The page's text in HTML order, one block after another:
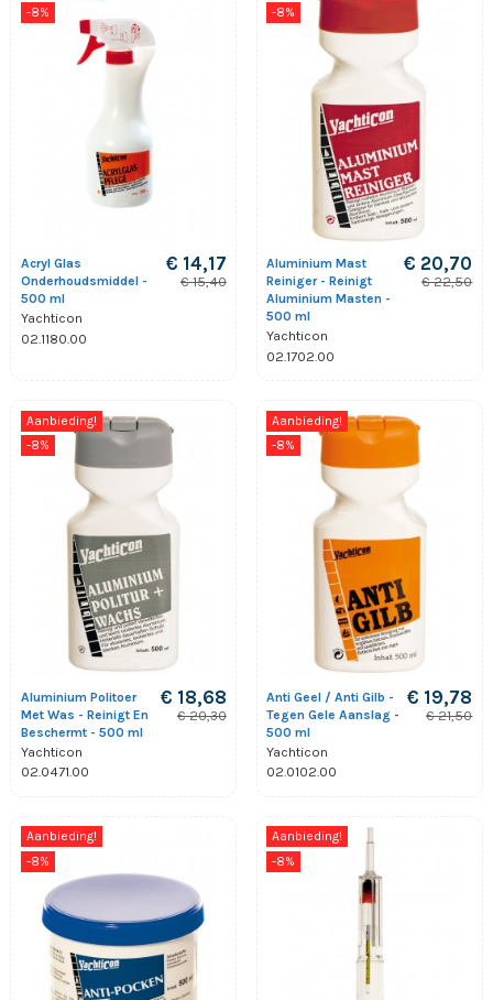
-8%
Acryl Glas
Onderhoudsmiddel -
500 ml
Yachticon
02.1180.00
€ 14,17
€ 15,40
-8%
Aluminium Mast
Reiniger - Reinigt
Aluminium Masten -
500 ml
Yachticon
02.1702.00
€ 20,70
€ 22,50
Aanbieding!
-8%
Aluminium Politoer
Met Was - Reinigt En
Beschermt - 500 ml
Yachticon
02.0471.00
€ 18,68
€ 20,30
Aanbieding!
-8%
Anti Geel / Anti Gilb -
Tegen Gele Aanslag -
500 ml
Yachticon
02.0102.00
€ 19,78
€ 21,50
Aanbieding!
-8%
Aanbieding!
-8%